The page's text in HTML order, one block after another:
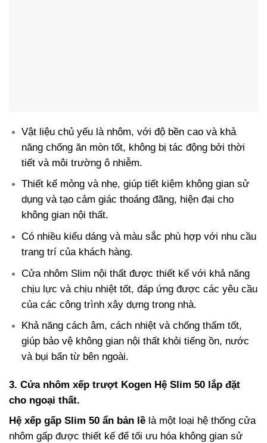
Vật liệu chủ yếu là nhôm, với độ bền cao và khả
năng chống ăn mòn tốt, không bị tác động bởi thời
tiết và môi trường ô nhiễm.
Thiết kế mỏng và nhẹ, giúp tiết kiệm không gian sử
dụng và tạo cảm giác thoáng đãng, hiện đại cho
không gian nội thất.
Có nhiều kiểu dáng và màu sắc phù hợp với nhu cầu
trang trí của khách hàng.
Cửa nhôm Slim nội thất được thiết kế với khả năng
chịu lực và chịu nhiệt tốt, đáp ứng được các yêu cầu
của các công trình xây dựng trong nhà.
Khả năng cách âm, cách nhiệt và chống thấm tốt,
giúp bảo vệ không gian nội thất khỏi tiếng ồn, nước
và bụi bẩn từ bên ngoài.
3. Cửa nhôm xếp trượt Kogen Hệ Slim 50 lắp đặt
cho ngoại thất.
Hệ xếp gấp Slim 50 ẩn bản lề là một loại hệ thống cửa
nhôm gấp được thiết kế để tối ưu hóa không gian sử